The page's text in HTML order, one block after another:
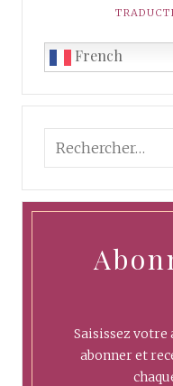
French
Saisissez votre
abonner et